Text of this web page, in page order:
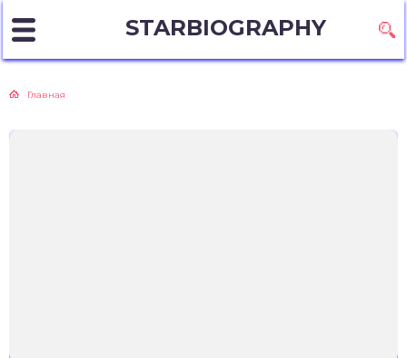
STARBIOGRAPHY
Главная